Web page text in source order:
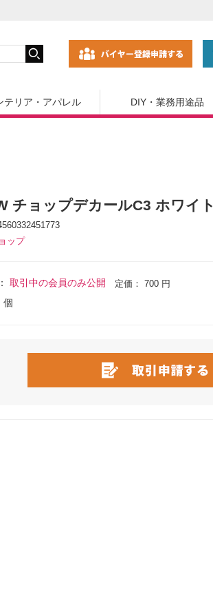
テリア・アパレル DIY・業務用途品
チョップデカールC3 ホワイト
ップ
取引中の会員のみ公開 定価： 700 円
個